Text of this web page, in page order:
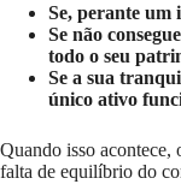
Se, perante um
Se não
todo o seu
Se a sua
único ativo
Quando isso acontece,
falta de equilíbrio do